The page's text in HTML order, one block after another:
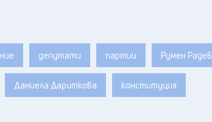
депутати партии Румен Радев
Даниела Дариткова конституция